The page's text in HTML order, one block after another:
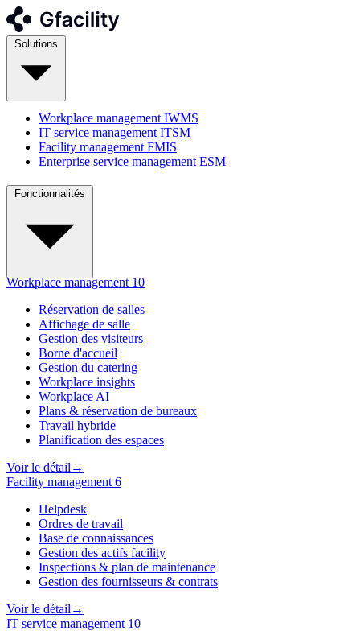
Workplace management IWMS
IT service management ITSM
Facility management FMIS
Enterprise service management ESM
Workplace management 10
Réservation de salles
Affichage de salle
Gestion des visiteurs
Borne d'accueil
Gestion du catering
Workplace insights
Workplace AI
Plans & réservation de bureaux
Travail hybride
Planification des espaces
Voir le détail →
Facility management 6
Helpdesk
Ordres de travail
Base de connaissances
Gestion des actifs facility
Inspections & plan de maintenance
Gestion des fournisseurs & contrats
Voir le détail →
IT service management 10